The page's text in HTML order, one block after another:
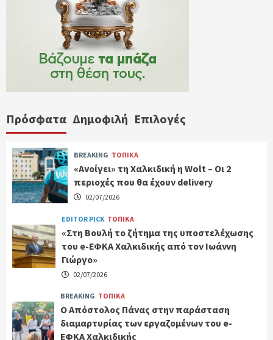
Πρόσφατα Δημοφιλή Επιλογές
BREAKING ΤΟΠΙΚΑ
«Ανοίγει» τη Χαλκιδική η Wolt – Οι 2
περιοχές που θα έχουν delivery
02/07/2026
EDITOR PICK ΤΟΠΙΚΑ
«Στη Βουλή το ζήτημα της υποστελέχωσης
του e-ΕΦΚΑ Χαλκιδικής από τον Ιωάννη
Γιώργο»
02/07/2026
BREAKING ΤΟΠΙΚΑ
Ο Απόστολος Πάνας στην παράσταση
διαμαρτυρίας των εργαζομένων του e-
ΕΦΚΑ Χαλκιδικής